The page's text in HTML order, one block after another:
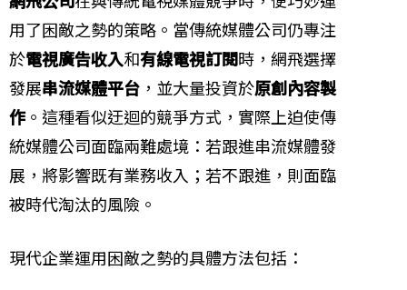
用了困敵之勢的策略。當傳統媒體公司仍專注
於電視廣告收入和有線電視訂閱時，網飛選擇
發展串流媒體平台 ，並大量投資於原創內容製
作。這種看似迂迴的競爭方式，實際上迫使傳
統媒體公司面臨兩難處境：若跟進串流媒體發
展，將影響既有業務收入；若不跟進，則面臨
被時代淘汰的風險。
現代企業運用困敵之勢的具體方法包括：